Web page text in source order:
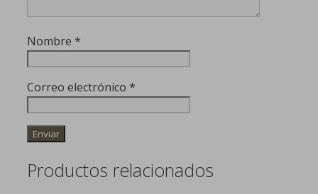
Nombre *
Correo electrónico *
Productos relacionados